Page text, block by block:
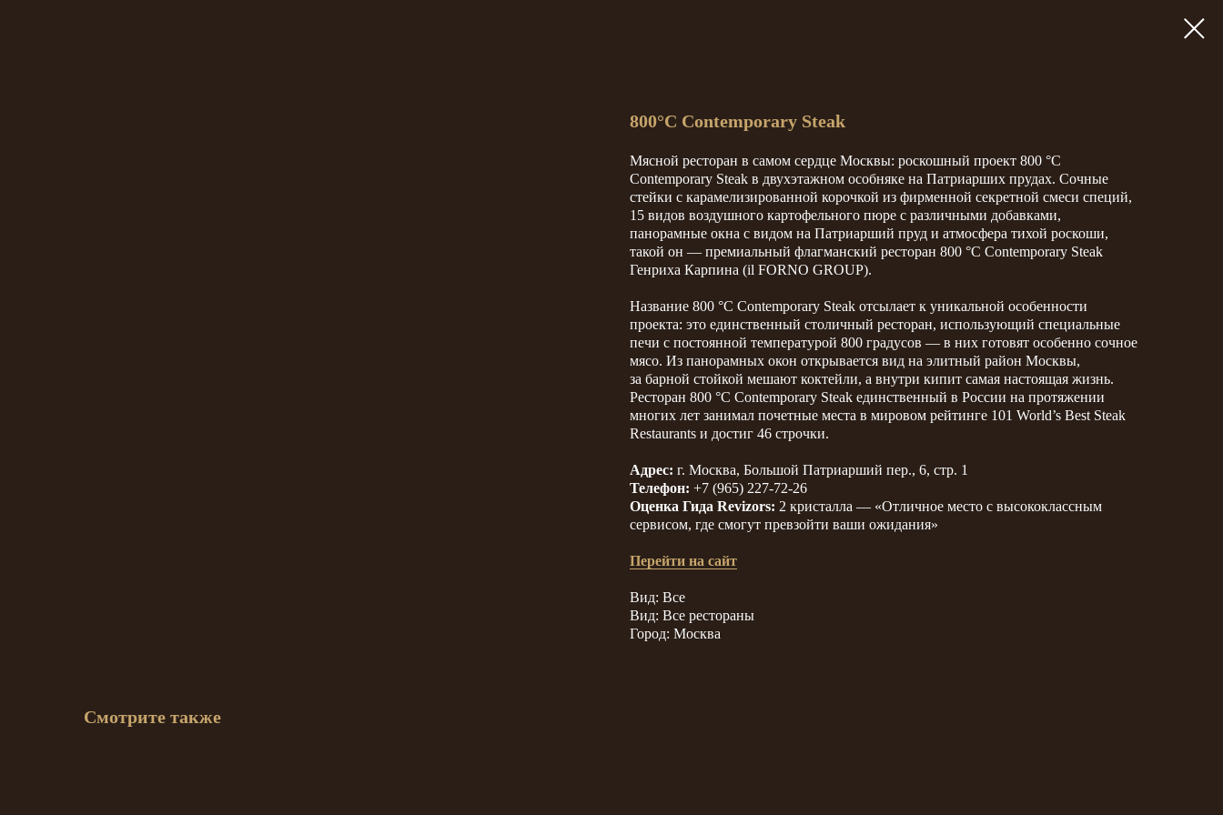
800°С Contemporary Steak
Мясной ресторан в самом сердце Москвы: роскошный проект 800 °C
Contemporary Steak в двухэтажном особняке на Патриарших прудах. Сочные
стейки с карамелизированной корочкой из фирменной секретной смеси специй,
15 видов воздушного картофельного пюре с различными добавками,
панорамные окна с видом на Патриарший пруд и атмосфера тихой роскоши,
такой он — премиальный флагманский ресторан 800 °C Contemporary Steak
Генриха Карпина (il FORNO GROUP).
Название 800 °C Contemporary Steak отсылает к уникальной особенности
проекта: это единственный столичный ресторан, использующий специальные
печи с постоянной температурой 800 градусов — в них готовят особенно сочное
мясо. Из панорамных окон открывается вид на элитный район Москвы,
за барной стойкой мешают коктейли, а внутри кипит самая настоящая жизнь.
Ресторан 800 °C Contemporary Steak единственный в России на протяжении
многих лет занимал почетные места в мировом рейтинге 101 World’s Best Steak
Restaurants и достиг 46 строчки.
Адрес: г. Москва, Большой Патриарший пер., 6, стр. 1
Телефон: +7 (965) 227-72-26
Оценка Гида Revizors: 2 кристалла — «Отличное место с высококлассным
сервисом, где смогут превзойти ваши ожидания»
Перейти на сайт
Вид: Все
Вид: Все рестораны
Город: Москва
Смотрите также